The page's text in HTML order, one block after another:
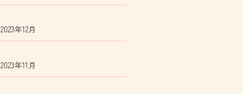
2023年12月
2023年11月